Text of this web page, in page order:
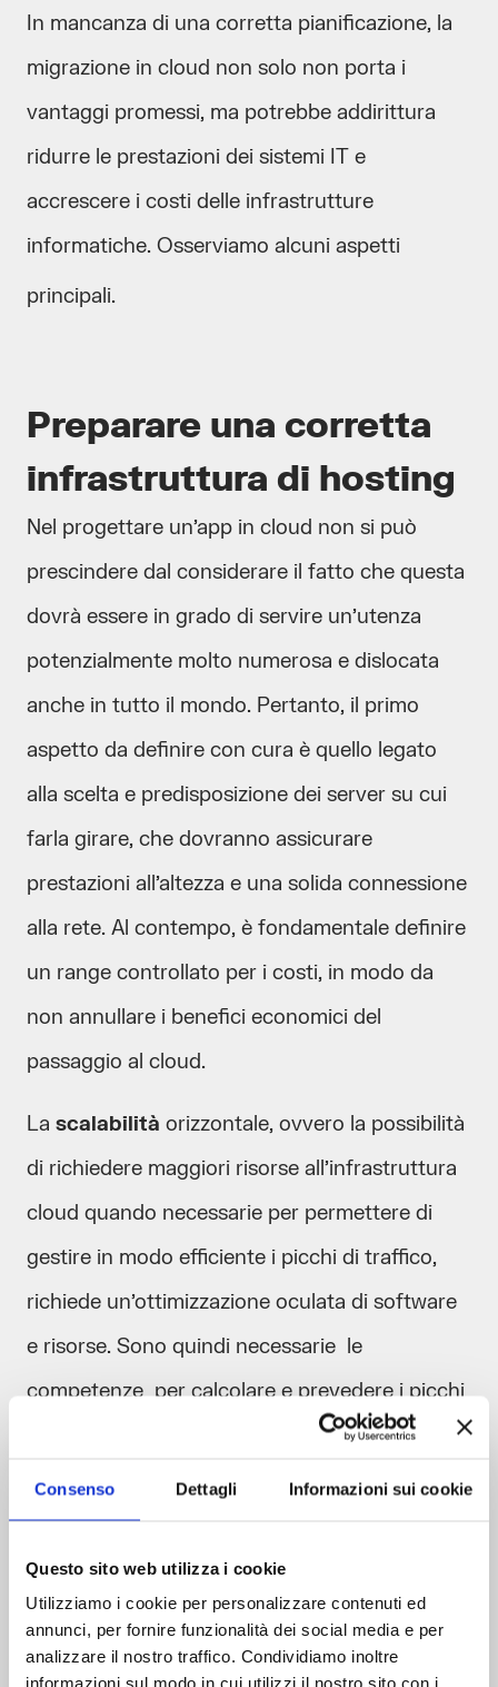
Consenso Dettagli Informazioni sui cookie
Questo sito web utilizza i cookie
Utilizziamo i cookie per personalizzare contenuti ed
annunci, per fornire funzionalità dei social media e per
analizzare il nostro traffico. Condividiamo inoltre
informazioni sul modo in cui utilizzi il nostro sito con i
In mancanza di una corretta pianificazione, la
migrazione in cloud non solo non porta i
vantaggi promessi, ma potrebbe addirittura
ridurre le prestazioni dei sistemi IT e
accrescere i costi delle infrastrutture
informatiche. Osserviamo alcuni aspetti
principali.
Preparare una corretta
infrastruttura di hosting
Nel progettare un’app in cloud non si può
prescindere dal considerare il fatto che questa
dovrà essere in grado di servire un’utenza
potenzialmente molto numerosa e dislocata
anche in tutto il mondo. Pertanto, il primo
aspetto da definire con cura è quello legato
alla scelta e predisposizione dei server su cui
farla girare, che dovranno assicurare
prestazioni all’altezza e una solida connessione
alla rete. Al contempo, è fondamentale definire
un range controllato per i costi, in modo da
non annullare i benefici economici del
passaggio al cloud.
La scalabilità orizzontale, ovvero la possibilità
di richiedere maggiori risorse all’infrastruttura
cloud quando necessarie per permettere di
gestire in modo efficiente i picchi di traffico,
richiede un’ottimizzazione oculata di software
e risorse. Sono quindi necessarie le
competenze per calcolare e prevedere i picchi
di richieste di accesso al software, i carichi di
lavoro richiesti, la stabilità dei servizi, e, non
ultima, la sicurezza dell’intera infrastruttura.
Gestire l’affidabilità e la sicurezza